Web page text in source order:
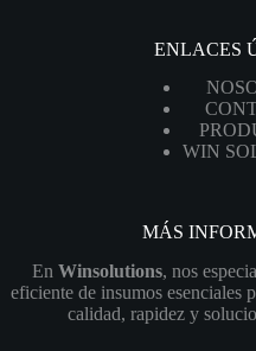
ENLACES
WIN
MÁS
En Winsolutions, nos
eficiente de insumos esenciales
calidad, rapidez y